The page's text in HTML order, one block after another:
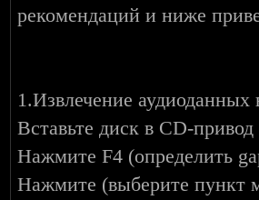
рекомендаций и ниже
1.Извлечение аудиоданных
Вставьте диск в CD-привод
Нажмите F4 (определить
Нажмите (выберите пункт